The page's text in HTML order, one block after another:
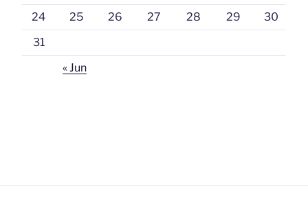
24
25 26 27 28 29
30
31
« Jun